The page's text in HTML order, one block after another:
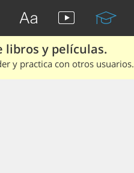
libros y películas.
y practica con otros usuarios.